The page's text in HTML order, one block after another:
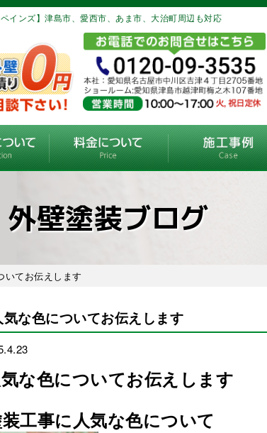
インズ】津島市、愛西市、あま市、大治町周辺も対応
外壁塗装ブログ
いてお伝えします
な色についてお伝えします
な色についてお伝えします
工事に人気な色について